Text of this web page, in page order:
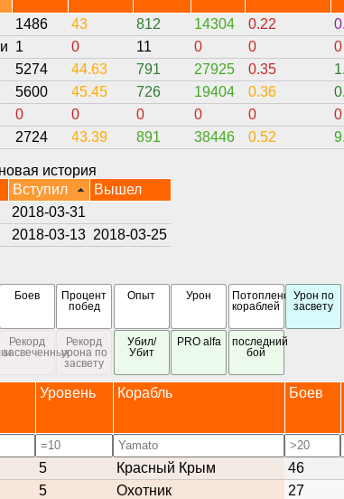
1486 43 812 14304 0.22
1 0 11 0 0 0
5274 44.63 791 27925 0.35
5600 45.45 726 19404 0.36
0 0 0 0 0 0
2724 43.39 891 38446 0.52
история
Вступил
Вышел
2018-03-31
2018-03-13 2018-03-25
Боев
Процент
побед
Опыт Урон
Потоплено
кораблей
Урон по
засвету
Рекорд
засвеченных
Рекорд
урона по
засвету
Убил/
Убит
PRO alfa
последний
бой
Уровень Корабль Боев
5 Красный Крым 46
5 Охотник 27